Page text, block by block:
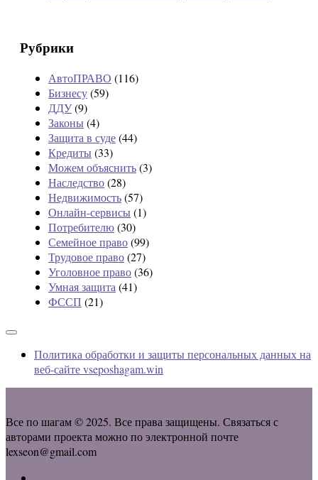
Рубрики
АвтоПРАВО (116)
Бизнесу(59)
ДДУ(9)
Законы(4)
Защита в суде(44)
Кредиты(33)
Можем объяснить(3)
Наследство(28)
Недвижимость(57)
Онлайн-сервисы(1)
Потребителю(30)
Семейное право(99)
Трудовое право(27)
Уголовное право(36)
Умная защита (41)
ФССП (21)
Политика обработки и защиты персональных данных на
веб-сайте vseposhagam.win
Все по шагам © 2025. Все права защищены. Связаться с
авторами проекта можно по электронной почте
lexseon@gmail.com